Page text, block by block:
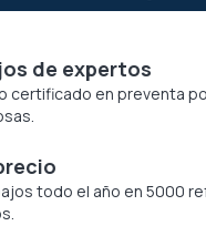
de expertos
certificado en preventa
todo el año en 5000